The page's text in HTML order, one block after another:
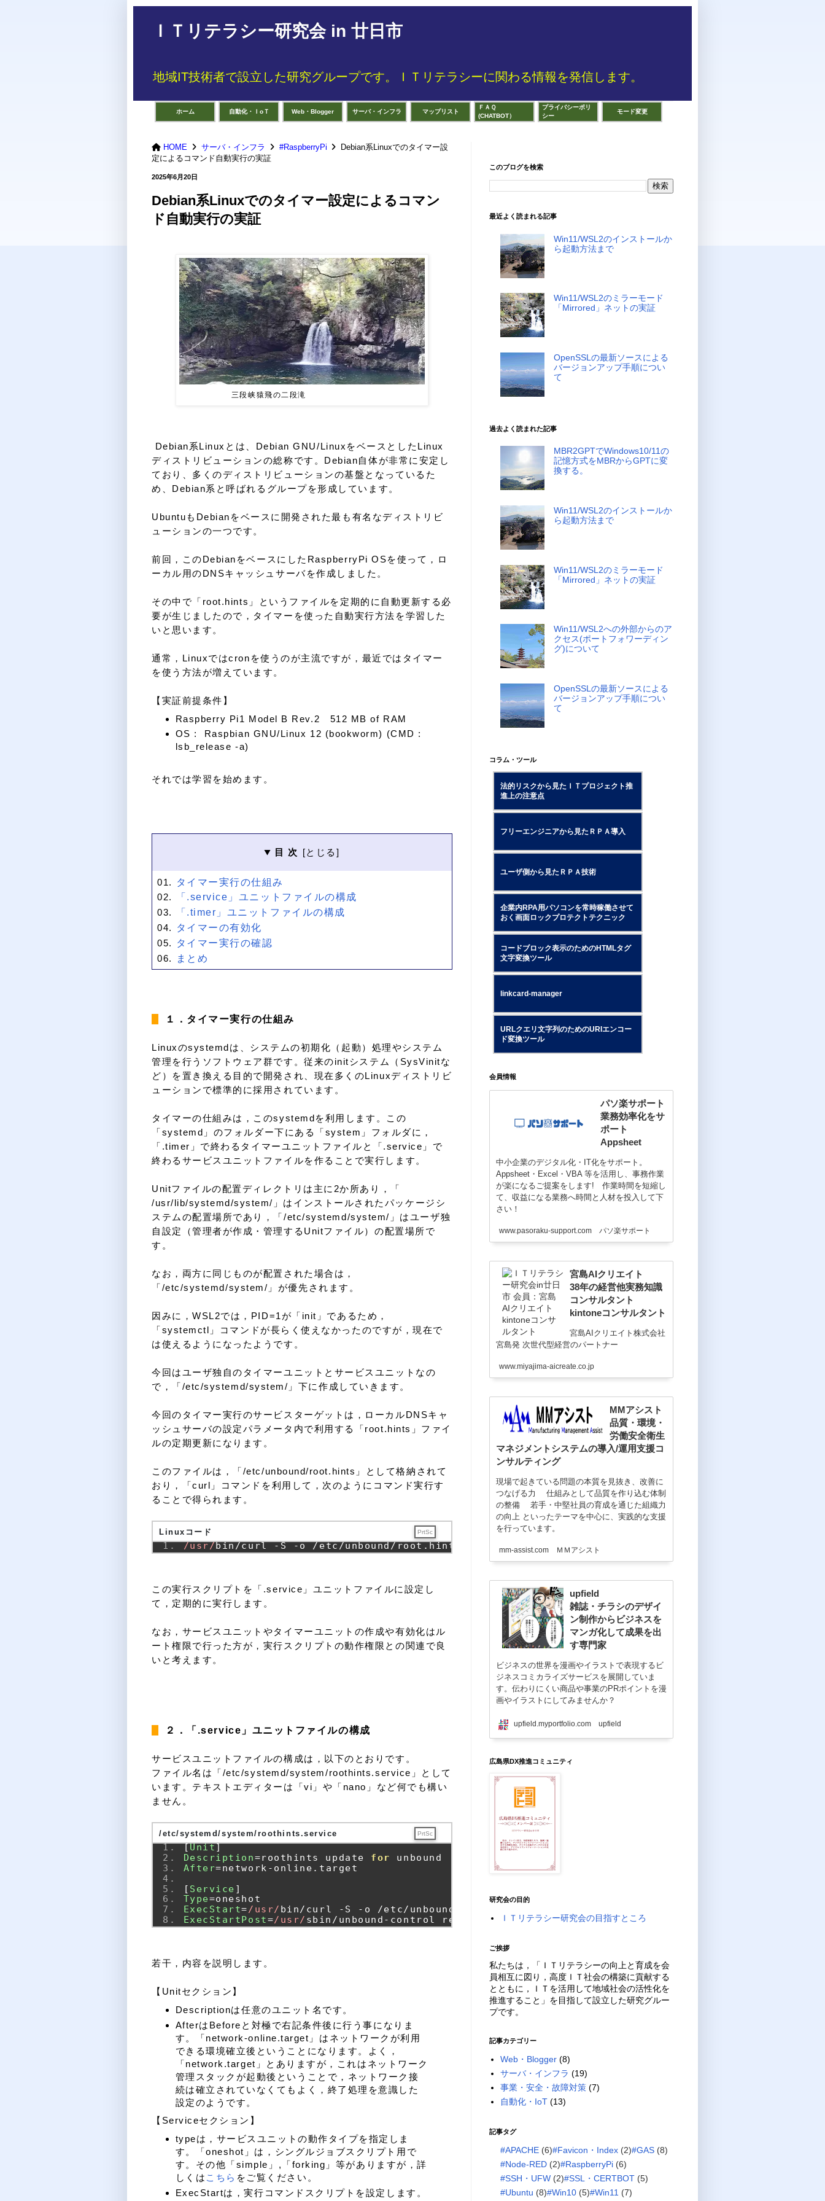
ＩＴリテラシー研究会 in 廿日市
地域IT技術者で設立した研究グループです。ＩＴリテラシーに関わる情報を発信します。
ホーム 自動化・ＩoＴ Web・Blogger サーバ・インフラ マップリスト
ＦＡＱ
(CHATBOT）
プライバシーポリ
シー
モード変更
HOME サーバ・インフラ #RaspberryPi
Debian系Linuxでのタイマー設
定によるコマンド自動実行の実証
2025年6月20日
Debian系Linuxでのタイマー設定によるコマン
ド自動実行の実証
三段峡猿飛の二段滝
Debian系Linuxとは、Debian GNU/LinuxをベースとしたLinux
ディストリビューションの総称です。Debian自体が非常に安定し
ており、多くのディストリビューションの基盤となっているた
め、Debian系と呼ばれるグループを形成しています。
UbuntuもDebianをベースに開発された最も有名なディストリビ
ューションの一つです。
前回，このDebianをベースにしたRaspberryPi OSを使って，ロ
ーカル用のDNSキャッシュ サーバを作成しました。
その中で「root.hints」というファイルを定期的に自動更新する必
要が生じましたので，タイマーを使った自動実行方法を学習した
いと思います。
通常，Linuxではcronを使うのが主流ですが，最近ではタイマー
を使う方法が増えています。
【実証前提条件】
Raspberry Pi1 Model B Rev.2 512 MB of RAM
OS : Raspbian GNU/Linux 12 (bookworm) (CMD :
lsb_release -a)
それでは学習を始めます。
目 次
タイマー実行の仕組み
「.service」ユニットファイルの構成
「.timer」ユニットファイルの構成
タイマーの有効化
タイマー実行の確認
まとめ
１．タイマー実行の仕組み
Linuxのsystemdは、システムの初期化（起動）処理やシステム
管理を行うソフトウェア群です。従来のinitシステム（SysVinitな
ど）を置き換える目的で開発され、現在多くのLinuxディストリビ
ューションで標準的に採用されています。
タイマーの仕組みは，このsystemdを利用します。この
「systemd」のフォルダー下にある「system」フォルダに，
「.timer」で終わるタイマーユニットファイルと「.service」で
終わるサービスユニットファイルを作ることで実行します。
Unitファイルの配置ディレクトリは主に2か所あり，「
/usr/lib/systemd/system/」はインストールされたパッケージシ
ステムの配置場所であり，「/etc/systemd/system/」はユーザ独
自設定（管理者が作成・管理するUnitファイル）の配置場所で
す。
なお，両方に同じものが配置された場合は，
「/etc/systemd/system/」が優先されます。
因みに，WSL2では，PID=1が「init」であるため，
「systemctl」コマンドが長らく使えなかったのですが，現在で
は使えるようになったようです。
今回はユーザ独自のタイマーユニットとサービスユニットなの
で，「/etc/systemd/system/」下に作成していきます。
今回のタイマー実行のサービスターゲットは，ローカルDNSキャ
ッシュサーバの設定パラメータ内で利用する「root.hints」ファイ
ルの定期更新になります。
このファイルは，「/etc/unbound/root.hints」として格納されて
おり，「curl」コマンドを利用して，次のようにコマンド実行す
ることで得られます。
Linuxコード PrtSc
/usr/ bin /curl - S - o / etc /unbound / root . hints https://www.internic.net/domain/name.cache
この実行スクリプトを「.service」ユニットファイルに設定し
て，定期的に実行します。
なお，サービスユニットやタイマーユニットの作成や有効化はル
ート権限で行った方が，実行スクリプトの動作権限との関連で良
いと考えます。
２． 「.service」ユニットファイルの構成
サービスユニットファイルの構成は，以下のとおりです。
ファイル名は「/etc/systemd/system/roothints.service」として
います。テキストエディターは「vi」や「nano」など何でも構い
ません。
/etc/systemd/system/roothints.service PrtSc
[Unit]
Description=roothints update for
unbound
After=network - online . target
[ Service ]
Type=oneshot
ExecStart=/usr/ bin/ curl - S - o /etc/ unbound
ExecStartPost=/usr/ sbin / unbound - control reload
若干，内容を説明します。
【Unitセクション】
Descriptionは任意のユニット名です。
AfterはBeforeと対極で右記条件後に行う事になりま
す。「network-online.target」はネットワークが利用
できる環境確立後ということになります。よく，
「network.target」とありますが，これはネットワーク
管理スタックが起動後ということで，ネットワーク接
続は確立されていなくてもよく，終了処理を意識した
設定のようです。
【Serviceセクション】
typeは，サービスユニットの動作タイプを指定しま
す。「oneshot」は，シングルジョブスクリプト用で
す。その他「simple」,「forking」等がありますが，詳
しくは こちら をご覧ください。
ExecStartは，実行コマンドスクリプトを設定します。
このブログを検索
最近よく読まれる記事
Win11/WSL2のインストールか
ら起動方法まで
Win11/WSL2のミラーモード
「Mirrored」ネットの実証
OpenSSLの最新ソースによる
バージョンアップ手順につい
て
過去よく読まれた記事
MBR2GPTでWindows10/11の
記憶方式をMBRからGPTに変
換する。
Win11/WSL2のインストールか
ら起動方法まで
Win11/WSL2のミラーモード
「Mirrored」ネットの実証
Win11/WSL2への外部からのア
クセス(ポートフォワーディン
グ)について
OpenSSLの最新ソースによる
バージョンアップ手順につい
て
コラム・ツール
法的リスクから見たＩＴプロジェクト推
進上の注意点
フリーエンジニアから見たＲＰＡ導入
ユーザ側から見たＲＰＡ技術
企業内RPA用パソコンを常時稼働させて
おく画面ロックプロテクトテクニック
コードブロック表示のためのHTMLタグ
文字変換ツール
linkcard-manager
URLクエリ文字列のためのURIエンコー
ド変換ツール
会員情報
パソ楽サポート
業務効率化をサ
ポート
Appsheet
中小企業のデジタル化・IT化をサポート。
Appsheet・Excel・VBA 等を活用し、事務作業
が楽になるご提案をします! 作業時間を短縮し
て、収益になる業務へ時間と人材を投入して下
さい！
www.pasoraku-support.com パソ楽サポート
宮島AIクリエイト
38年の経営他実務知識
コンサルタント
kintoneコンサルタント
宮島AIクリエイト株式会社
宮島発 次世代型経営のパートナー
www.miyajima-aicreate.co.jp
MMアシスト
品質・環境・
労働安全衛生
マネジメントシステムの導入/運用支援コ
ンサルティング
現場で起きている問題の本質を見抜き、改善に
つなげる力 仕組みとして品質を作り込む体制
の整備 若手・中堅社員の育成を通じた組織力
の向上 といったテーマを中心に、実践的な支援
を行っています。
mm-assist.com ＭＭアシスト
upfield
雑誌・チラシのデザイ
ン制作からビジネスを
マンガ化して成果を出
す専門家
ビジネスの世界を漫画やイラストで表現するビ
ジネスコミカライズサービスを展開していま
す。伝わりにくい商品や事業のPRポイントを漫
画やイラストにしてみませんか？
upfield.myportfolio.com upfield
広島県DX推進コミュニティ
研究会の目的
ＩＴリテラシー研究会の目指すところ
ご挨拶
私たちは，「ＩＴリテラシーの向上と育成を会
員相互に図り，高度ＩＴ社会の構築に貢献する
とともに，ＩＴを活用して地域社会の活性化を
推進すること」を目指して設立した研究グルー
プです。
記事カテゴリー
Web・Blogger (8)
サーバ・インフラ (19)
事業・安全・故障対策 (7)
自動化・IoT (13)
記事タグ
#APACHE (6)#Favicon・Index (2)#GAS (8)
#Node-RED (2)#RaspberryPi (6)
#SSH・UFW (2)#SSL・CERTBOT (5)
#Ubuntu (8)#Win10 (5)#Win11 (7)